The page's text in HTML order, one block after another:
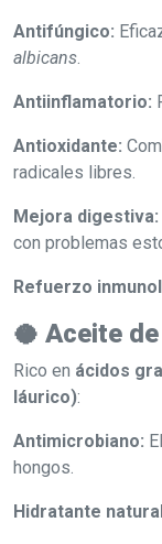
Antifúngico:
albicans.
Antiinflamatorio:
Antioxidante:
radicales libres.
Mejora digestiva:
con problemas
Refuerzo
🥥 Aceite
Rico en ácidos
láurico):
Antimicrobiano:
hongos.
Hidratante